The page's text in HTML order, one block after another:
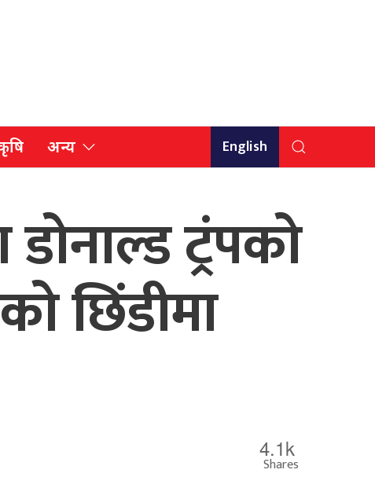
अन्य English
ट्रंपको
छिंडीमा
4.1k
Shares